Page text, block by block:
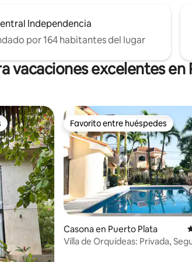
Independencia
por 164 habitantes del lugar
vacaciones excelentes en
más destacadosFavorito entre huéspedes
Favorito entre huéspedes
Casona en Puerto Plata
Villa de Orquídeas: Privada,